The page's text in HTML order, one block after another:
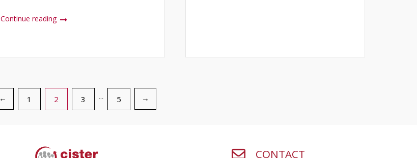
Continue reading
← 1 2 3 … 5 →
CONTACT